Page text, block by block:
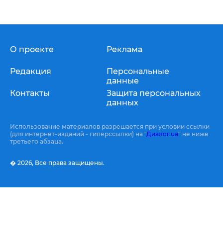
О проекте
Редакция
Контакты
Реклама
Персональные
данные
Защита персональных
данных
Использование материалов разрешается при условии ссылки
(для интернет-изданий - гиперссылки) на "Диалог.ua" не ниже
третьего абзаца.
� 2026, Все права защищены.